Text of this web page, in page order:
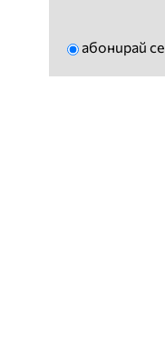
абонирай се